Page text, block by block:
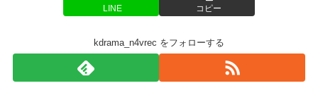
LINE コピー
kdrama_n4vrec をフォローする